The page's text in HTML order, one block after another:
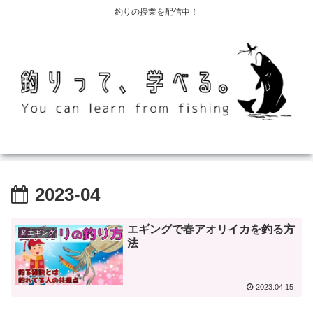
釣りの授業を配信中！
2023-04
🦑エギング
エギングで春アオリイカを釣る方
法
2023.04.15